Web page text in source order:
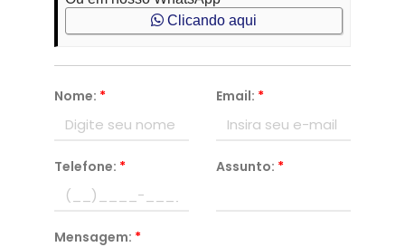
Clicando aqui
Nome: * Email: *
Telefone: * Assunto: *
Mensagem: *